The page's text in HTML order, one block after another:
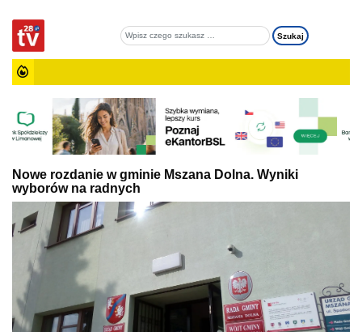
Nowe rozdanie w gminie Mszana Dolna. Wyniki
wyborów na radnych